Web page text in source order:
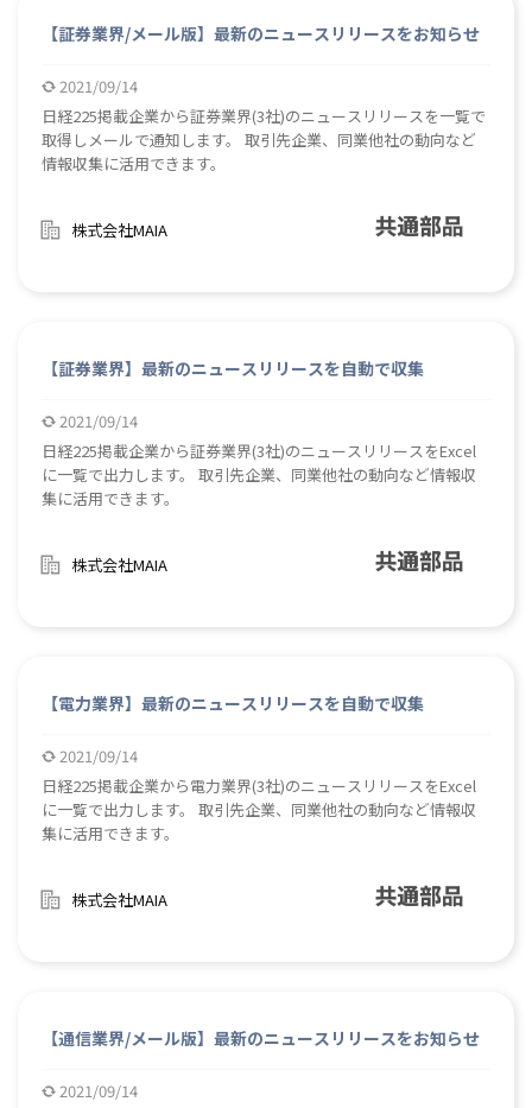
【証券業界/メール版】最新のニュースリリースをお知らせ
2021/09/14
日経225掲載企業から証券業界(3社)のニュースリリースを一覧で
取得しメールで通知します。 取引先企業、同業他社の動向など
情報収集に活用できます。
株式会社MAIA
【証券業界】最新のニュースリリースを自動で収集
2021/09/14
日経225掲載企業から証券業界(3社)のニュースリリースをExcel
に一覧で出力します。 取引先企業、同業他社の動向など情報収
集に活用できます。
株式会社MAIA
【電力業界】最新のニュースリリースを自動で収集
2021/09/14
日経225掲載企業から電力業界(3社)のニュースリリースをExcel
に一覧で出力します。 取引先企業、同業他社の動向など情報収
集に活用できます。
株式会社MAIA
【通信業界/メール版】最新のニュースリリースをお知らせ
2021/09/14